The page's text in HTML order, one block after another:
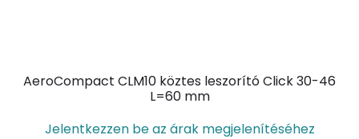
AeroCompact CLM10 köztes leszorító Click 30-46
L=60 mm
Jelentkezzen be az árak megjelenítéséhez